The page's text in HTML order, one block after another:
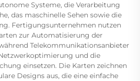
Systeme, die Verarbeitung
das maschinelle Sehen sowie die
Fertigungsunternehmen nutzen
zur Automatisierung der
Telekommunikationsanbieter
und die
einsetzen. Die Karten zeichnen
Designs aus, die eine einfache